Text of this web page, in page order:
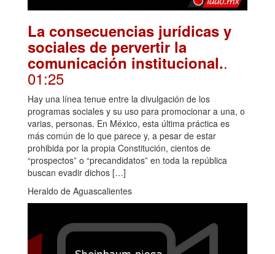
La consecuencias jurídicas y
sociales de pervertir la
comunicación institucional..
01:25
Hay una línea tenue entre la divulgación de los
programas sociales y su uso para promocionar a una, o
varias, personas. En México, esta última práctica es
más común de lo que parece y, a pesar de estar
prohibida por la propia Constitución, cientos de
“prospectos” o “precandidatos” en toda la república
buscan evadir dichos […]
Heraldo de Aguascalientes